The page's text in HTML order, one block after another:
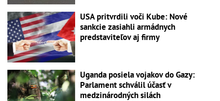
USA pritvrdili voči Kube: Nové
sankcie zasiahli armádnych
predstaviteľov aj firmy
Uganda posiela vojakov do Gazy:
Parlament schválil účasť v
medzinárodných silách